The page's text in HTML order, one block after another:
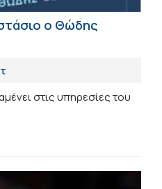
ο Θώδης
στις υπηρεσίες του